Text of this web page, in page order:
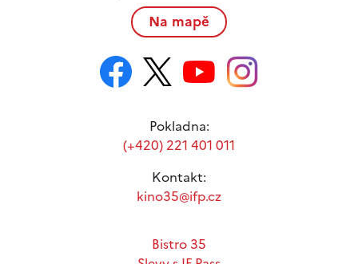
Na mapě
Pokladna:
(+420) 221 401 011
Kontakt:
kino35@ifp.cz
Bistro 35